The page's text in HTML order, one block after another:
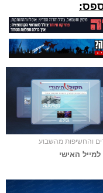
והחשיפות מהשבוע
למייל האישי